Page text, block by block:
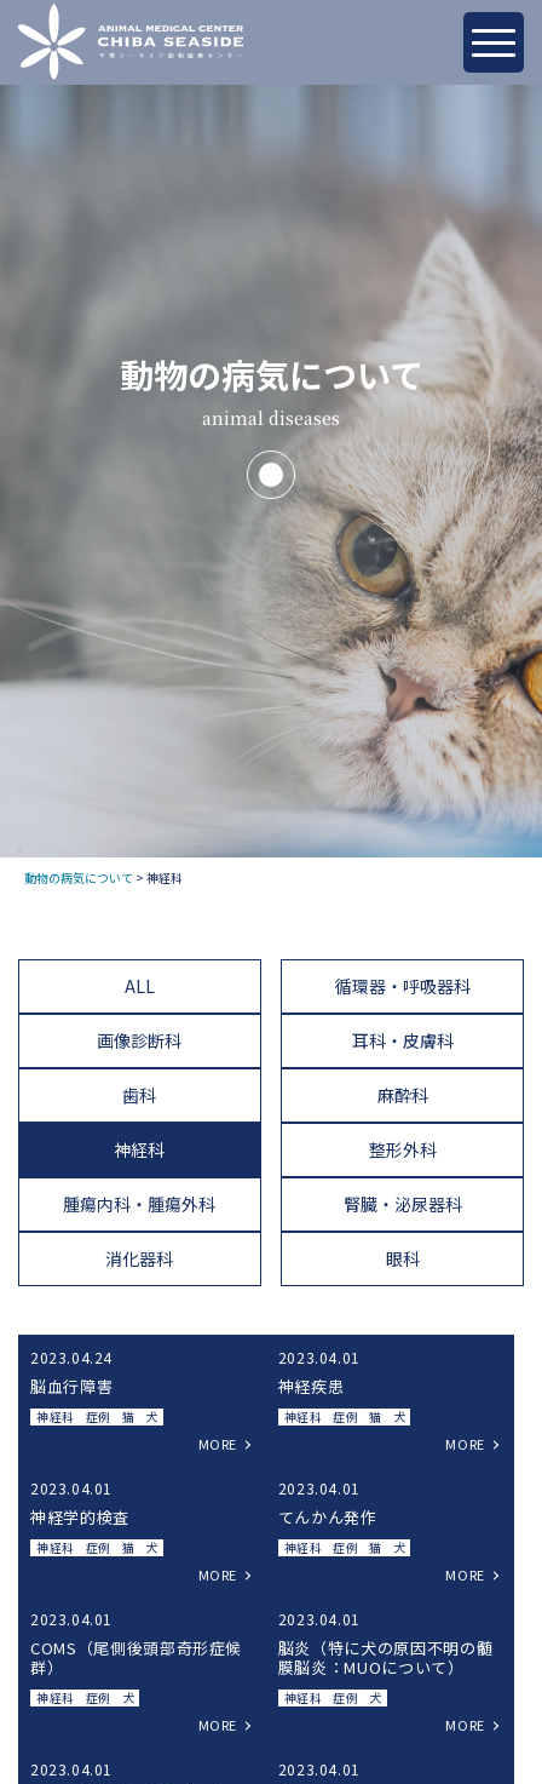
動物の病気について
animal diseases
動物の病気について > 神経科
ALL 循環器・呼吸器科
画像診断科 耳科・皮膚科
歯科 麻酔科
神経科 整形外科
腫瘍内科・腫瘍外科 腎臓・泌尿器科
消化器科 眼科
2023.04.24
脳血行障害
症例
神経科 犬
猫
MORE
2023.04.01
神経疾患
症例
神経科 犬
猫
MORE
2023.04.01
神経学的検査
症例
神経科 犬
猫
MORE
2023.04.01
てんかん発作
症例
神経科 犬
猫
MORE
2023.04.01
COMS（尾側後頭部奇形症候
群）
症例
神経科 犬
MORE
2023.04.01
脳炎（特に犬の原因不明の髄
膜脳炎：MUOについて）
症例
神経科 犬
MORE
2023.04.01 2023.04.01